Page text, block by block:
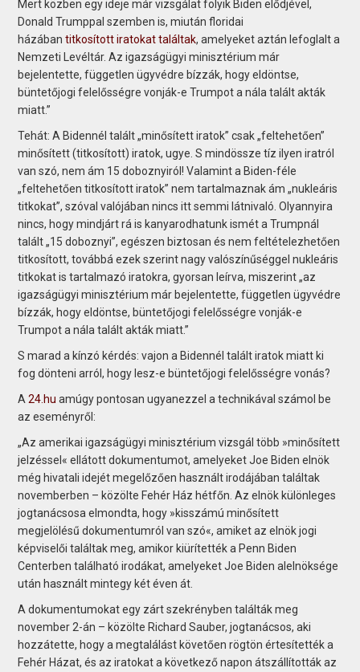
Mert közben egy ideje már vizsgálat folyik Biden elődjével,
Donald Trumppal szemben is, miután floridai
házábantitkosított iratokat találtak, amelyeket aztán lefoglalt a
Nemzeti Levéltár. Az igazságügyi minisztérium már
bejelentette, független ügyvédre bízzák, hogy eldöntse,
büntetőjogi felelősségre vonják-e Trumpot a nála talált akták
miatt.”
Tehát: A Bidennél talált „minősített iratok” csak „feltehetően”
minősített (titkosított) iratok, ugye. S mindössze tíz ilyen iratról
van szó, nem ám 15 doboznyiról! Valamint a Biden-féle
„feltehetően titkosított iratok” nem tartalmaznak ám „nukleáris
titkokat”, szóval valójában nincs itt semmi látnivaló. Olyannyira
nincs, hogy mindjárt rá is kanyarodhatunk ismét a Trumpnál
talált „15 doboznyi”, egészen biztosan és nem feltételezhetően
titkosított, továbbá ezek szerint nagy valószínűséggel nukleáris
titkokat is tartalmazó iratokra, gyorsan leírva, miszerint „az
igazságügyi minisztérium már bejelentette, független ügyvédre
bízzák, hogy eldöntse, büntetőjogi felelősségre vonják-e
Trumpot a nála talált akták miatt.”
S marad a kínzó kérdés: vajon a Bidennél talált iratok miatt ki
fog dönteni arról, hogy lesz-e büntetőjogi felelősségre vonás?
A24.hu amúgy pontosan ugyanezzel a technikával számol be
az eseményről:
„Az amerikai igazságügyi minisztérium vizsgál több »minősített
jelzéssel« ellátott dokumentumot, amelyeket Joe Biden elnök
még hivatali idejét megelőzően használt irodájában találtak
novemberben – közölte Fehér Ház hétfőn. Az elnök különleges
jogtanácsosa elmondta, hogy »kisszámú minősített
megjelölésű dokumentumról van szó«, amiket az elnök jogi
képviselői találtak meg, amikor kiürítették a Penn Biden
Centerben található irodákat, amelyeket Joe Biden alelnöksége
után használt mintegy két éven át.
A dokumentumokat egy zárt szekrényben találták meg
november 2-án – közölte Richard Sauber, jogtanácsos, aki
hozzátette, hogy a megtalálást követően rögtön értesítették a
Fehér Házat, és az iratokat a következő napon átszállították az